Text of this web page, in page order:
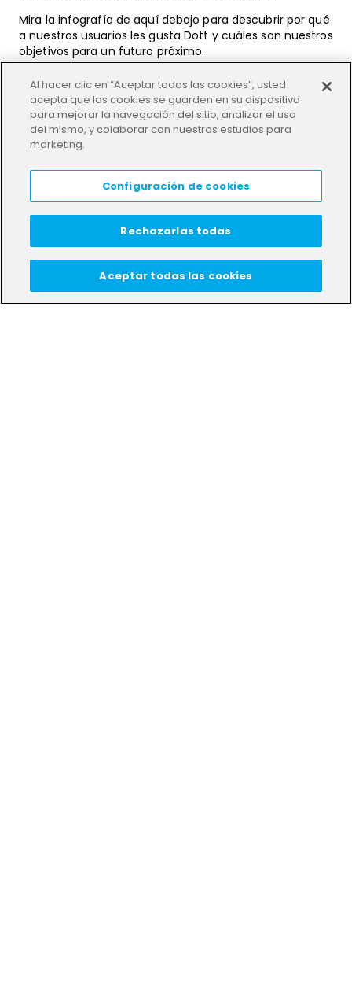
Mira la infografía de aquí debajo para descubrir por qué
a nuestros usuarios les gusta Dott y cuáles son nuestros
objetivos para un futuro próximo.
Al hacer clic en “Aceptar todas las cookies”, usted
acepta que las cookies se guarden en su dispositivo
para mejorar la navegación del sitio, analizar el uso
del mismo, y colaborar con nuestros estudios para
marketing.
Configuración de cookies
Rechazarlas todas
Aceptar todas las cookies